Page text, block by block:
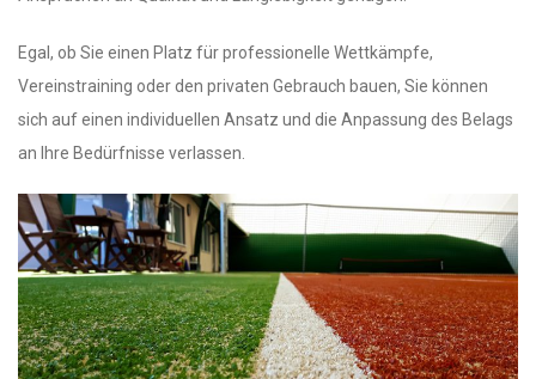
Egal, ob Sie einen Platz für professionelle Wettkämpfe,
Vereinstraining oder den privaten Gebrauch bauen, Sie können
sich auf einen individuellen Ansatz und die Anpassung des Belags
an Ihre Bedürfnisse verlassen.